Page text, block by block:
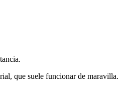
que suele funcionar de maravilla.